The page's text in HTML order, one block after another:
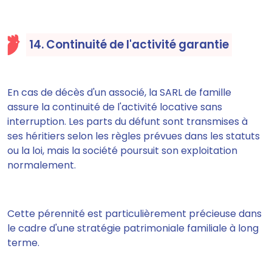
14. Continuité de l'activité garantie
En cas de décès d'un associé, la SARL de famille
assure la continuité de l'activité locative sans
interruption. Les parts du défunt sont transmises à
ses héritiers selon les règles prévues dans les statuts
ou la loi, mais la société poursuit son exploitation
normalement.
Cette pérennité est particulièrement précieuse dans
le cadre d'une stratégie patrimoniale familiale à long
terme.